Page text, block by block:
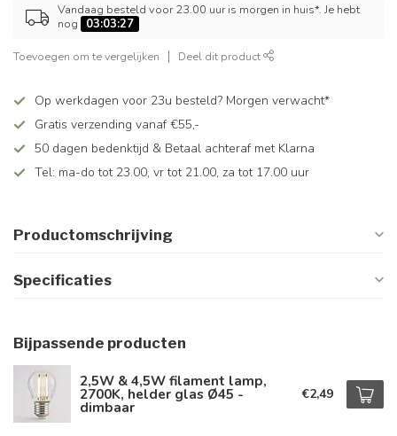
Vandaag besteld voor 23.00 uur is morgen in huis*. Je hebt
nog
03:03:27
Toevoegen om te vergelijken Deel dit product
Op werkdagen voor 23u besteld? Morgen verwacht*
Gratis verzending vanaf €55,-
50 dagen bedenktijd & Betaal achteraf met Klarna
Tel: ma-do tot 23.00, vr tot 21.00, za tot 17.00 uur
Productomschrijving
Specificaties
Bijpassende producten
2,5W & 4,5W filament lamp,
2700K, helder glas Ø45 -
dimbaar
€2,49